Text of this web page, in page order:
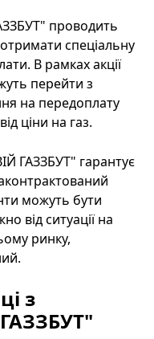
проводить
спеціальну
В рамках акції
перейти з
на передоплату
ціни на газ.
ГАЗЗБУТ" гарантує
можуть бути
від ситуації на
ринку,
з